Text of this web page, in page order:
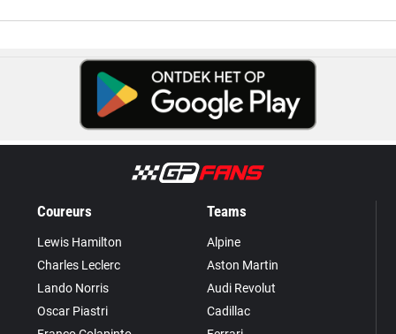
Coureurs
Lewis Hamilton
Charles Leclerc
Lando Norris
Oscar Piastri
Teams
Alpine
Aston Martin
Audi Revolut
Cadillac